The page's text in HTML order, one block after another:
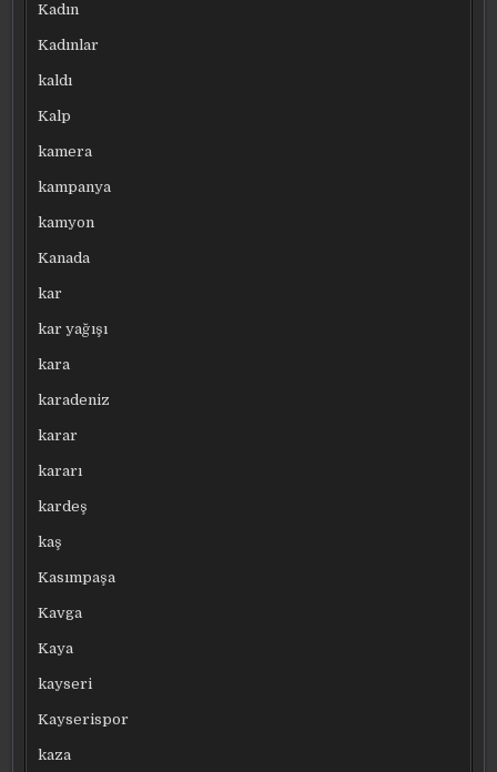
Kadın
Kadınlar
kaldı
Kalp
kamera
kampanya
kamyon
Kanada
kar
kar yağışı
kara
karadeniz
karar
kararı
kardeş
kaş
Kasımpaşa
Kavga
Kaya
kayseri
Kayserispor
kaza